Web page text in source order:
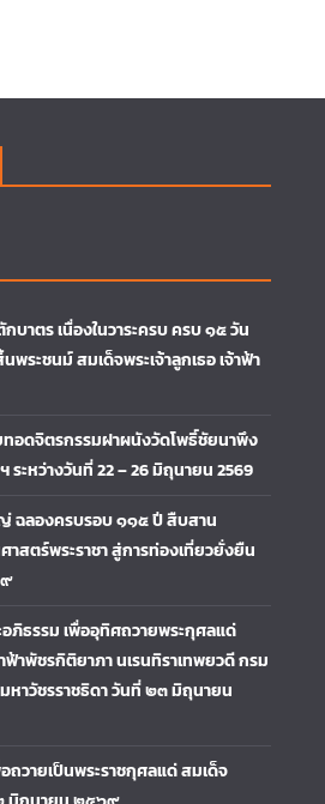
าตร เนื่องในวาระครบ ครบ ๑๕ วัน
ระชนม์ สมเด็จพระเจ้าลูกเธอ เจ้าฟ้า
ทอดจิตรกรรมฝาผนังวัดโพธิ์ชัยนาพึง
ะหว่างวันที่ 22 – 26 มิถุนายน 2569
ฉลองครบรอบ ๑๑๕ ปี สืบสาน
สตร์พระราชา สู่การท่องเที่ยวยั่งยืน
ธรรม เพื่ออุทิศถวายพระกุศลแด่
ฟ้าพัชรกิติยาภา นเรนทิราเทพยวดี กรม
หาวัชรราชธิดา วันที่ ๒๓ มิถุนายน
วายเป็นพระราชกุศลแด่ สมเด็จ